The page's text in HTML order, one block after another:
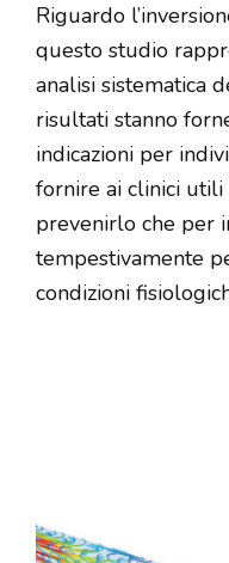
Riguardo
questo studio
analisi sistematica
risultati stanno
indicazioni per
fornire ai clinici utili
prevenirlo che per
tempestivamente
condizioni